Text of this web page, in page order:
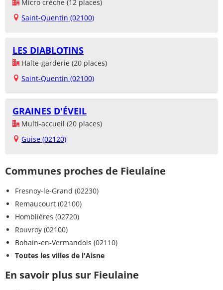
Micro crèche (12 places)
Saint-Quentin (02100)
LES DIABLOTINS
Halte-garderie (20 places)
Saint-Quentin (02100)
GRAINES D'ÉVEIL
Multi-accueil (20 places)
Guise (02120)
Communes proches de Fieulaine
Fresnoy-le-Grand (02230)
Remaucourt (02100)
Homblières (02720)
Rouvroy (02100)
Bohain-en-Vermandois (02110)
Toutes les villes de l'Aisne
En savoir plus sur Fieulaine